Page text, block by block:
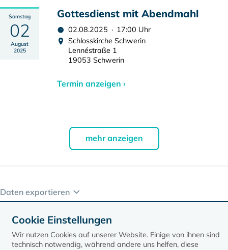
Samstag
02
August
2025
Gottesdienst mit Abendmahl
02.08.2025 · 17:00 Uhr
Schlosskirche Schwerin
Lennéstraße 1
19053 Schwerin
Termin anzeigen ›
mehr anzeigen
Daten exportieren
Cookie Einstellungen
Wir nutzen Cookies auf unserer Website. Einige von ihnen sind
technisch notwendig, während andere uns helfen, diese